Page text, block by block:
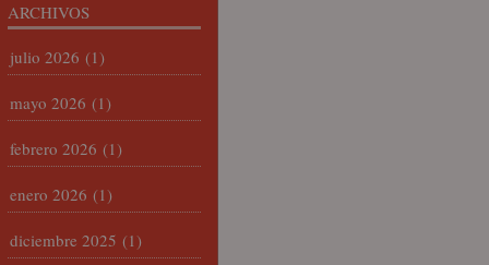
ARCHIVOS
julio 2026 (1)
mayo 2026 (1)
febrero 2026 (1)
enero 2026 (1)
diciembre 2025 (1)